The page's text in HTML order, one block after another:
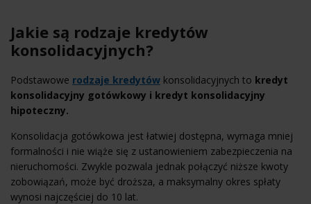
Jakie są rodzaje kredytów
konsolidacyjnych?
Podstawowe rodzaje kredytów konsolidacyjnych to kredyt
konsolidacyjny gotówkowy i kredyt konsolidacyjny
hipoteczny.
Konsolidacja gotówkowa jest łatwiej dostępna, wymaga mniej
formalności i nie wiąże się z ustanowieniem zabezpieczenia na
nieruchomości. Zwykle pozwala jednak połączyć niższe kwoty
zobowiązań, może być droższa, a maksymalny okres spłaty
wynosi najczęściej do 10 lat.